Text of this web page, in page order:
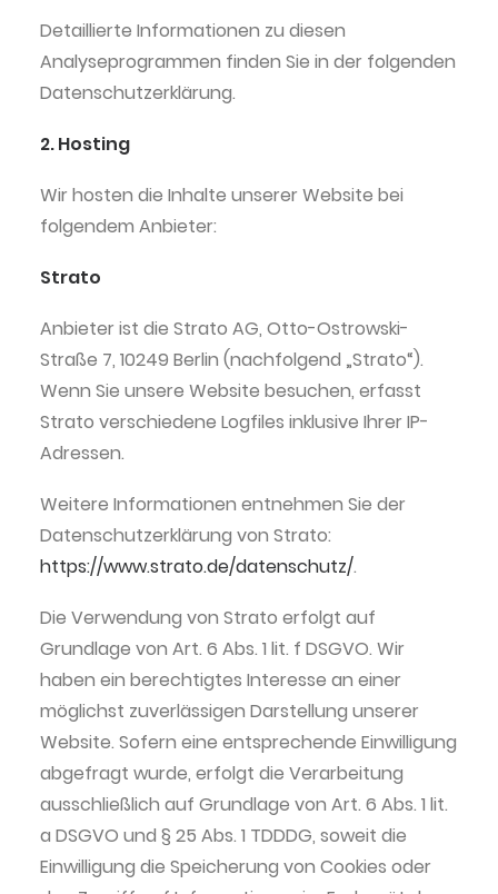
Detaillierte Informationen zu diesen
Analyseprogrammen finden Sie in der folgenden
Datenschutzerklärung.
2. Hosting
Wir hosten die Inhalte unserer Website bei
folgendem Anbieter:
Strato
Anbieter ist die Strato AG, Otto-Ostrowski-
Straße 7, 10249 Berlin (nachfolgend „Strato“).
Wenn Sie unsere Website besuchen, erfasst
Strato verschiedene Logfiles inklusive Ihrer IP-
Adressen.
Weitere Informationen entnehmen Sie der
Datenschutzerklärung von Strato:
https://www.strato.de/datenschutz/.
Die Verwendung von Strato erfolgt auf
Grundlage von Art. 6 Abs. 1 lit. f DSGVO. Wir
haben ein berechtigtes Interesse an einer
möglichst zuverlässigen Darstellung unserer
Website. Sofern eine entsprechende Einwilligung
abgefragt wurde, erfolgt die Verarbeitung
ausschließlich auf Grundlage von Art. 6 Abs. 1 lit.
a DSGVO und § 25 Abs. 1 TDDDG, soweit die
Einwilligung die Speicherung von Cookies oder